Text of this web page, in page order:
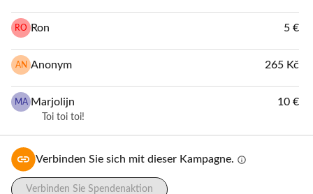
kann! Wir organisieren
Veranstaltungen, die speziell
für Menschen mit
Einschränkungen zugänglich
sind, mit dem Ziel, Menschen
RO Ron 5 €
AN Anonym 265 Kč
MA Marjolijn 10 €
Toi toi toi!
Verbinden Sie sich mit dieser Kampagne. info
Verbinden Sie Spendenaktion